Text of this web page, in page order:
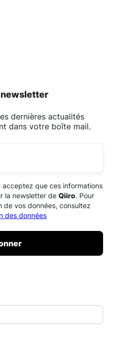
dernières actualités
dans votre boîte mail.
que ces informations
la newsletter de Qiiro. Pour
de vos données, consultez
des données